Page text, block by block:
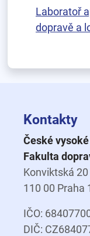
Laboratoř
dopravě a
Kontakty
České
Fakulta
Konviktská 20
110 00 Praha
IČO:
DIČ: